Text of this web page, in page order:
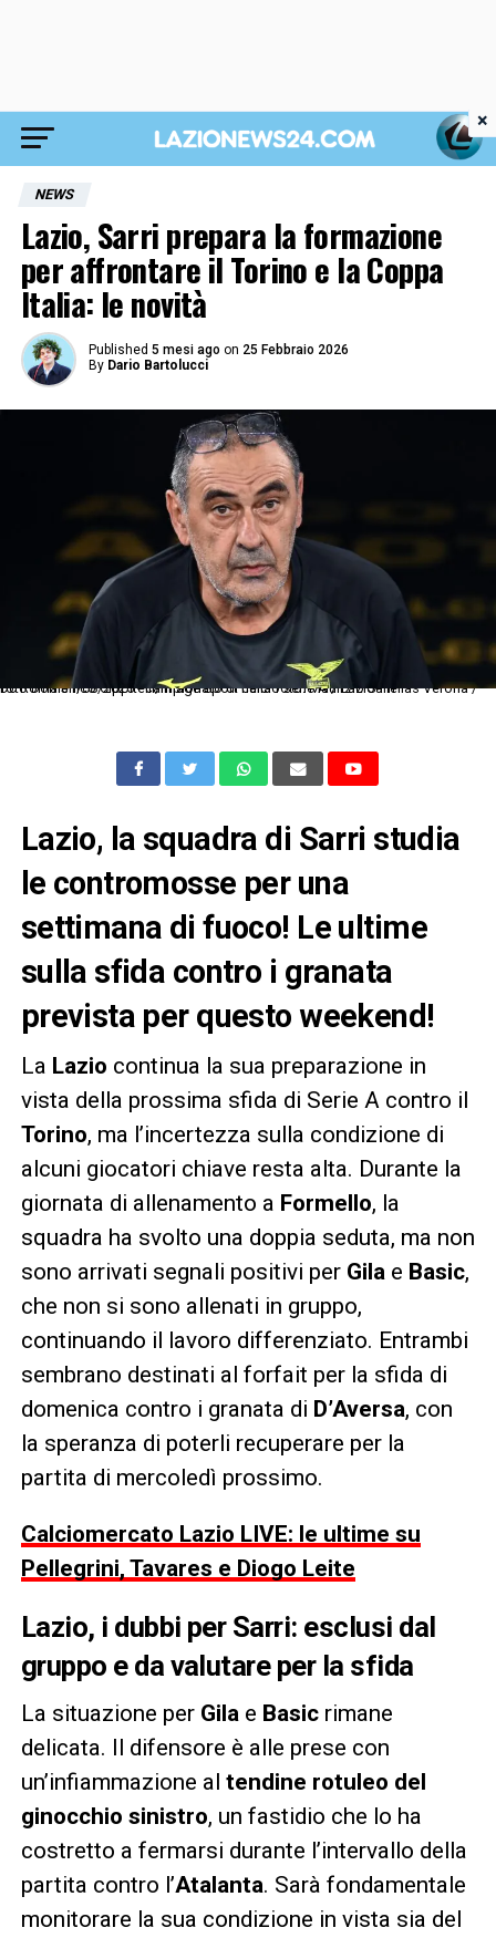
NEWS
Lazio, Sarri prepara la formazione
per affrontare il Torino e la Coppa
Italia: le novità
Published 5 mesi ago on 25 Febbraio 2026
By Dario Bartolucci
Dc Roma 31/08/2025 - campionato di calcio serie A / Lazio-Hellas Verona / foto Domenico Cippitelli/Image Sport nella foto: Maurizio Sarri
Lazio, la squadra di Sarri studia
le contromosse per una
settimana di fuoco! Le ultime
sulla sfida contro i granata
prevista per questo weekend!
La Lazio continua la sua preparazione in
vista della prossima sfida di Serie A contro il
Torino, ma l’incertezza sulla condizione di
alcuni giocatori chiave resta alta. Durante la
giornata di allenamento a Formello, la
squadra ha svolto una doppia seduta, ma non
sono arrivati segnali positivi per Gilae Basic,
che non si sono allenati in gruppo,
continuando il lavoro differenziato. Entrambi
sembrano destinati al forfait per la sfida di
domenica contro i granata di D’Aversa, con
la speranza di poterli recuperare per la
partita di mercoledì prossimo.
Calciomercato Lazio LIVE: le ultime su
Pellegrini, Tavares e Diogo Leite
Lazio, i dubbi per Sarri: esclusi dal
gruppo e da valutare per la sfida
La situazione per Gilae Basicrimane
delicata. Il difensore è alle prese con
un’infiammazione al tendine rotuleo del
ginocchio sinistro, un fastidio che lo ha
costretto a fermarsi durante l’intervallo della
partita contro l’Atalanta. Sarà fondamentale
monitorare la sua condizione in vista sia del
×